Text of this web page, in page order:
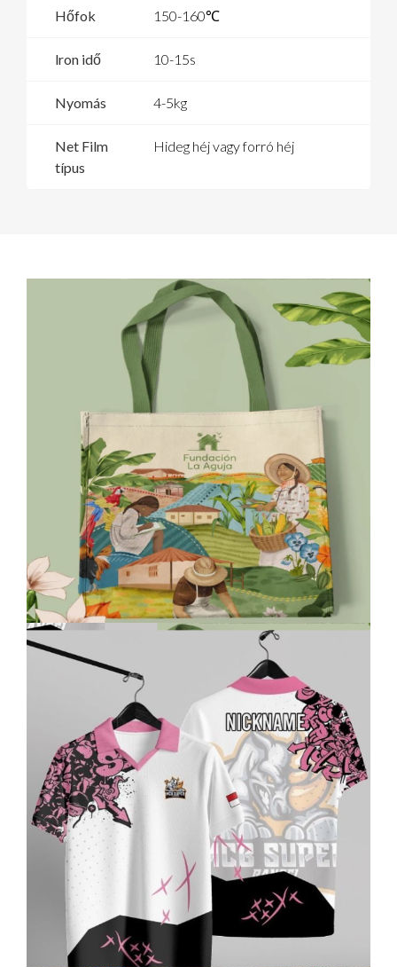
Hőfok 150-160℃
lron idő 10-15s
Nyomás 4-5kg
Net Film
típus
Hideg héj vagy forró héj